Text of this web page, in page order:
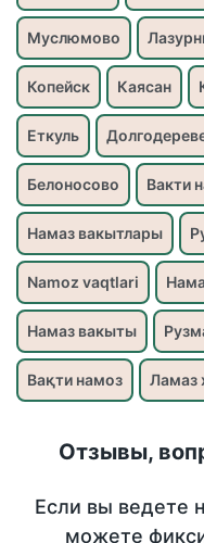
Муслюмово
Копейск Каясан
Еткуль
Белоносово Вакти
Намаз вакытлары
Namoz vaqtlari
Намаз вакыты
Вақти намоз Ламаз
Отзывы,
Если вы ведете
можете